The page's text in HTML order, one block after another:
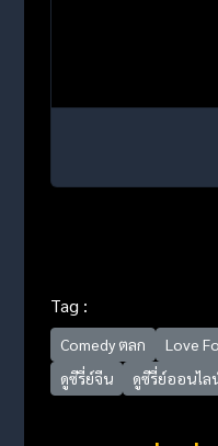
Tag :
Comedy ตลก Love
ดูซีรี่ย์จีน
ดูซีรี่ย์ออนไล